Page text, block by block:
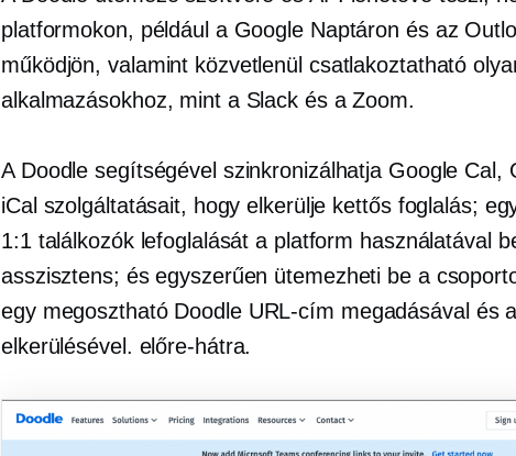
platformokon, például a Google Naptáron és az
működjön, valamint közvetlenül csatlakoztatható
alkalmazásokhoz, mint a Slack és a Zoom.
A Doodle segítségével szinkronizálhatja Google Cal,
iCal szolgáltatásait, hogy elkerülje kettős foglalás;
1:1 találkozók lefoglalását a platform használatával
asszisztens; és egyszerűen ütemezheti be a
egy megosztható Doodle URL-cím megadásával és
elkerülésével. előre-hátra.